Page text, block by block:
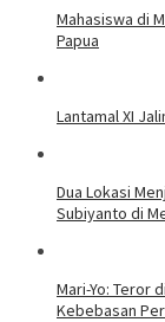
Mahasiswa di
Papua
Lantamal XI
Dua Lokasi
Subiyanto di
Mari-Yo: Teror
Kebebasan